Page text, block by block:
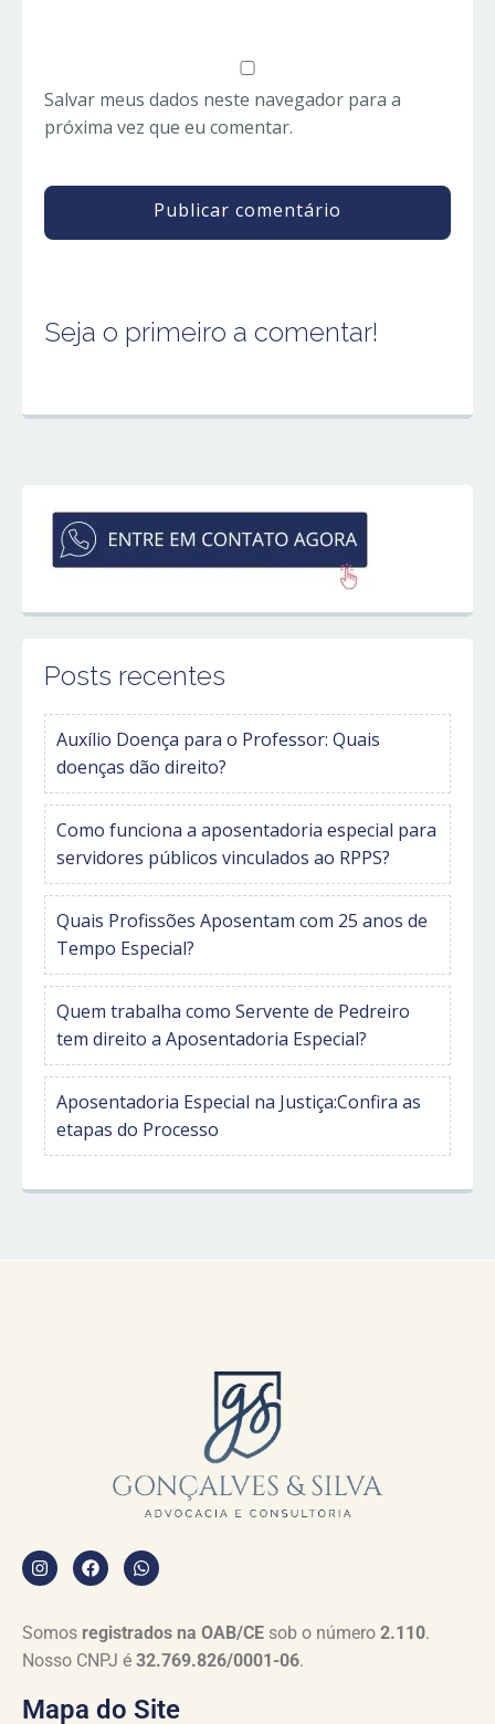
Salvar meus dados neste navegador para a
próxima vez que eu comentar.
Seja o primeiro a comentar!
Posts recentes
Auxílio Doença para o Professor: Quais
doenças dão direito?
Como funciona a aposentadoria especial para
servidores públicos vinculados ao RPPS?
Quais Profissões Aposentam com 25 anos de
Tempo Especial?
Quem trabalha como Servente de Pedreiro
tem direito a Aposentadoria Especial?
Aposentadoria Especial na Justiça:Confira as
etapas do Processo
Somos registrados na OAB/CE sob o número 2.110.
Nosso CNPJ é 32.769.826/0001-06.
Mapa do Site